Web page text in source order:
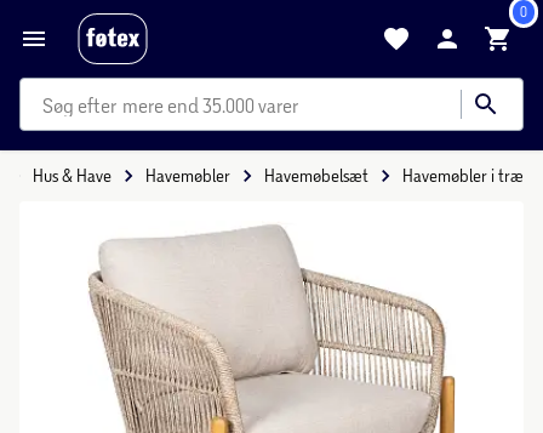
0
mere end 35.000 varer
Hus & Have Havemøbler Havemøbelsæt Havemøbler i træ